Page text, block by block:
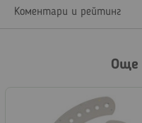
Коментари и рейтинг
Още